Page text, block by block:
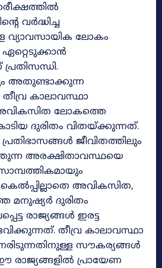
വർദ്ധിച്ച
വ്യാവസായിക ലോകം
അതുണ്ടാക്കുന്ന
കാലാവസ്ഥാ
ലോകത്തെ
ദുരിതം വിതയ്ക്കുന്നത്.
ജീവിതത്തിലും
അരക്ഷിതാവസ്ഥയെ
അവികസിത,
മനുഷ്യർ ദുരിതം
രാജ്യങ്ങൾ ഇരട്ട
തീവ്ര കാലാവസ്ഥാ
സൗകര്യങ്ങൾ
ഈ രാജ്യങ്ങളിൽ പ്രായേണ